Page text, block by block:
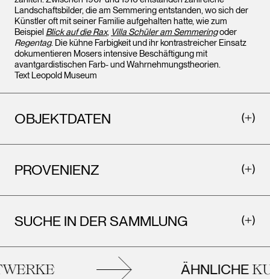
Landschaftsbilder, die am Semmering entstanden, wo sich der
Künstler oft mit seiner Familie aufgehalten hatte, wie zum
Beispiel Blick auf die Rax, Villa Schüler am Semmeringoder
Regentag. Die kühne Farbigkeit und ihr kontrastreicher Einsatz
dokumentieren Mosers intensive Beschäftigung mit
avantgardistischen Farb- und Wahrnehmungstheorien.
Text Leopold Museum
OBJEKTDATEN
PROVENIENZ
SUCHE IN DER SAMMLUNG
ÄHNLICHE